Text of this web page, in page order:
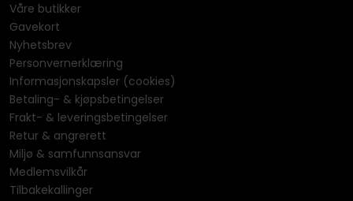
Våre butikker
Gavekort
Nyhetsbrev
Personvernerklæring
Informasjonskapsler (cookies)
Betaling- & kjøpsbetingelser
Frakt- & leveringsbetingelser
Retur & angrerett
Miljø & samfunnsansvar
Medlemsvilkår
Tilbakekallinger